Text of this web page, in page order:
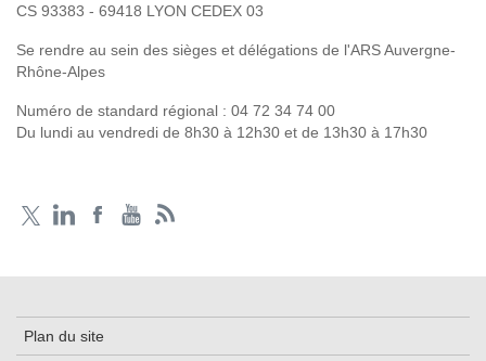
CS 93383 - 69418 LYON CEDEX 03
Se rendre au sein des sièges et délégations de l'ARS Auvergne-
Rhône-Alpes
Numéro de standard régional : 04 72 34 74 00
Du lundi au vendredi de 8h30 à 12h30 et de 13h30 à 17h30
Plan du site